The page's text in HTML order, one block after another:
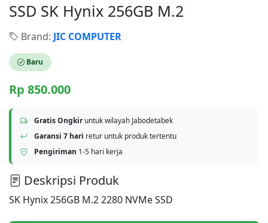
SSD SK Hynix 256GB M.2
Brand: JIC COMPUTER
Baru
Rp 850.000
Gratis Ongkiruntuk wilayah Jabodetabek
Garansi 7 hari retur untuk produk tertentu
Pengiriman 1-5 hari kerja
Deskripsi Produk
SK Hynix 256GB M.2 2280 NVMe SSD